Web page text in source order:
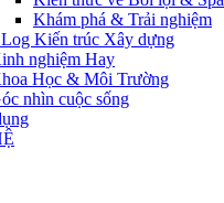
Khám phá & Trải nghiệm
Kiến trúc Xây dựng
nghiệm Hay
Học & Môi Trường
nhìn cuộc sống